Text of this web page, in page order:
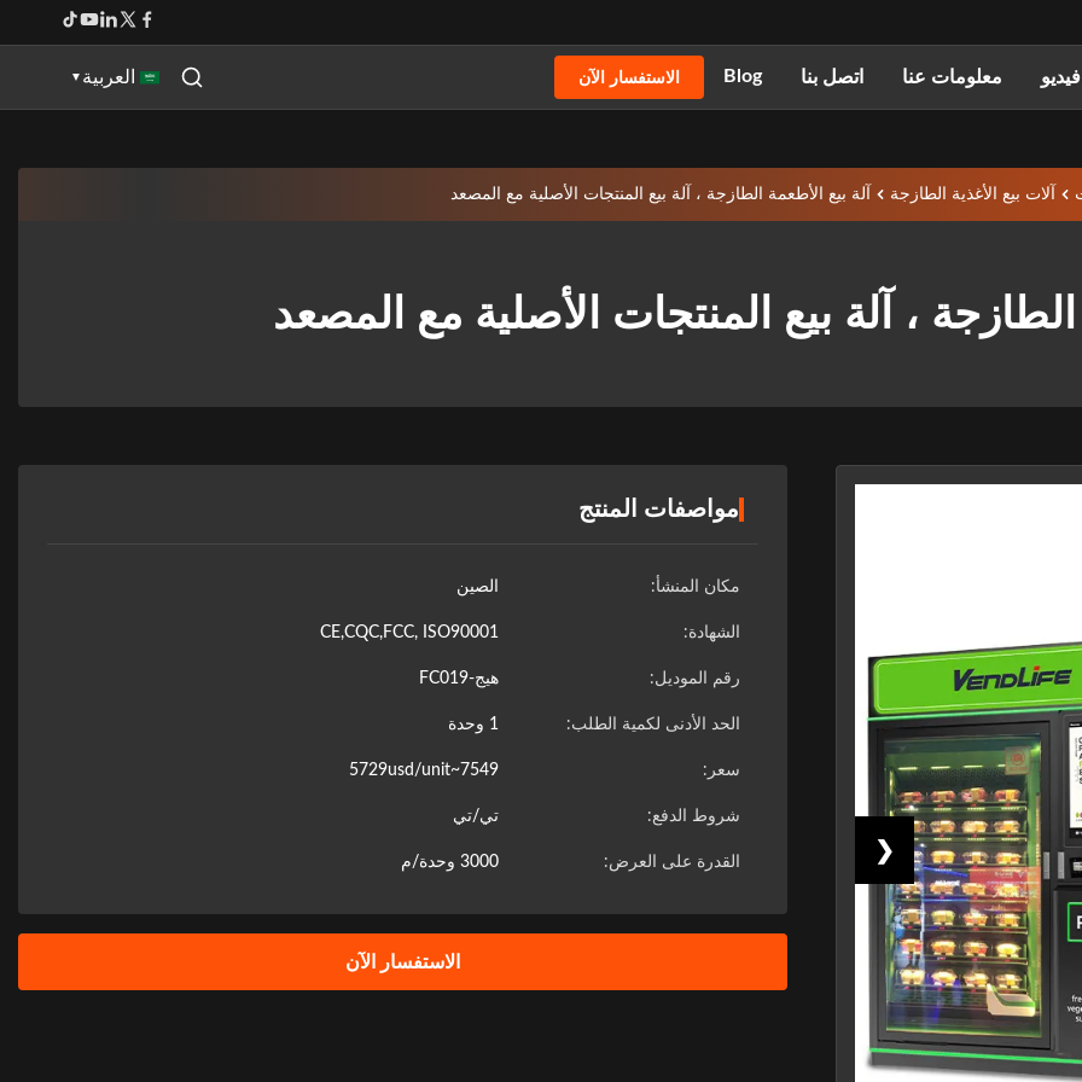
معلومات عنا اتصل بنا Blog الاستفسار الآن العربية ▼
آلات بيع الأغذية الطازجة آلة بيع الأطعمة الطازجة ، آلة بيع المنتجات الأصلية مع المصعد
، آلة بيع المنتجات الأصلية مع المصعد
❮
مواصفات المنتج
مكان المنشأ: الصين
الشهادة: CE,CQC,FCC, ISO90001
رقم الموديل: هيج-FC019
الحد الأدنى لكمية الطلب: 1 وحدة
سعر: 7549~5729usd/unit
شروط الدفع: تي/تي
القدرة على العرض: 3000 وحدة/م
الاستفسار الآن